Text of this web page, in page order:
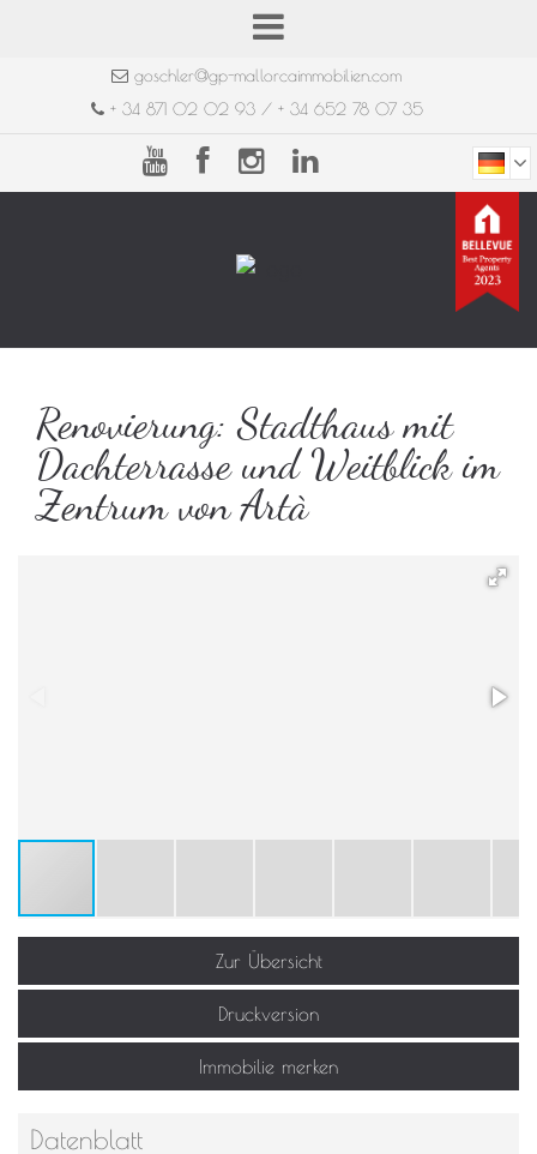
goschler@gp-mallorcaimmobilien.com
+ 34 871 02 02 93 / + 34 652 78 07 35
Renovierung: Stadthaus mit
Dachterrasse und Weitblick im
Zentrum von Artà
Zur Übersicht
Druckversion
Immobilie merken
Datenblatt